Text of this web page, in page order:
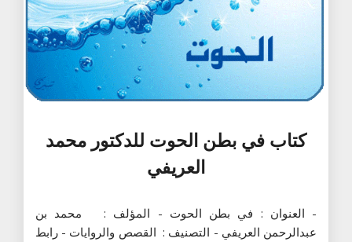
كتاب في بطن الحوت للدكتور محمد
العريفي
- العنوان : في بطن الحوت - المؤلف : محمد بن
عبدالرحمن العريفي - التصنيف : القصص والروايات - رابط